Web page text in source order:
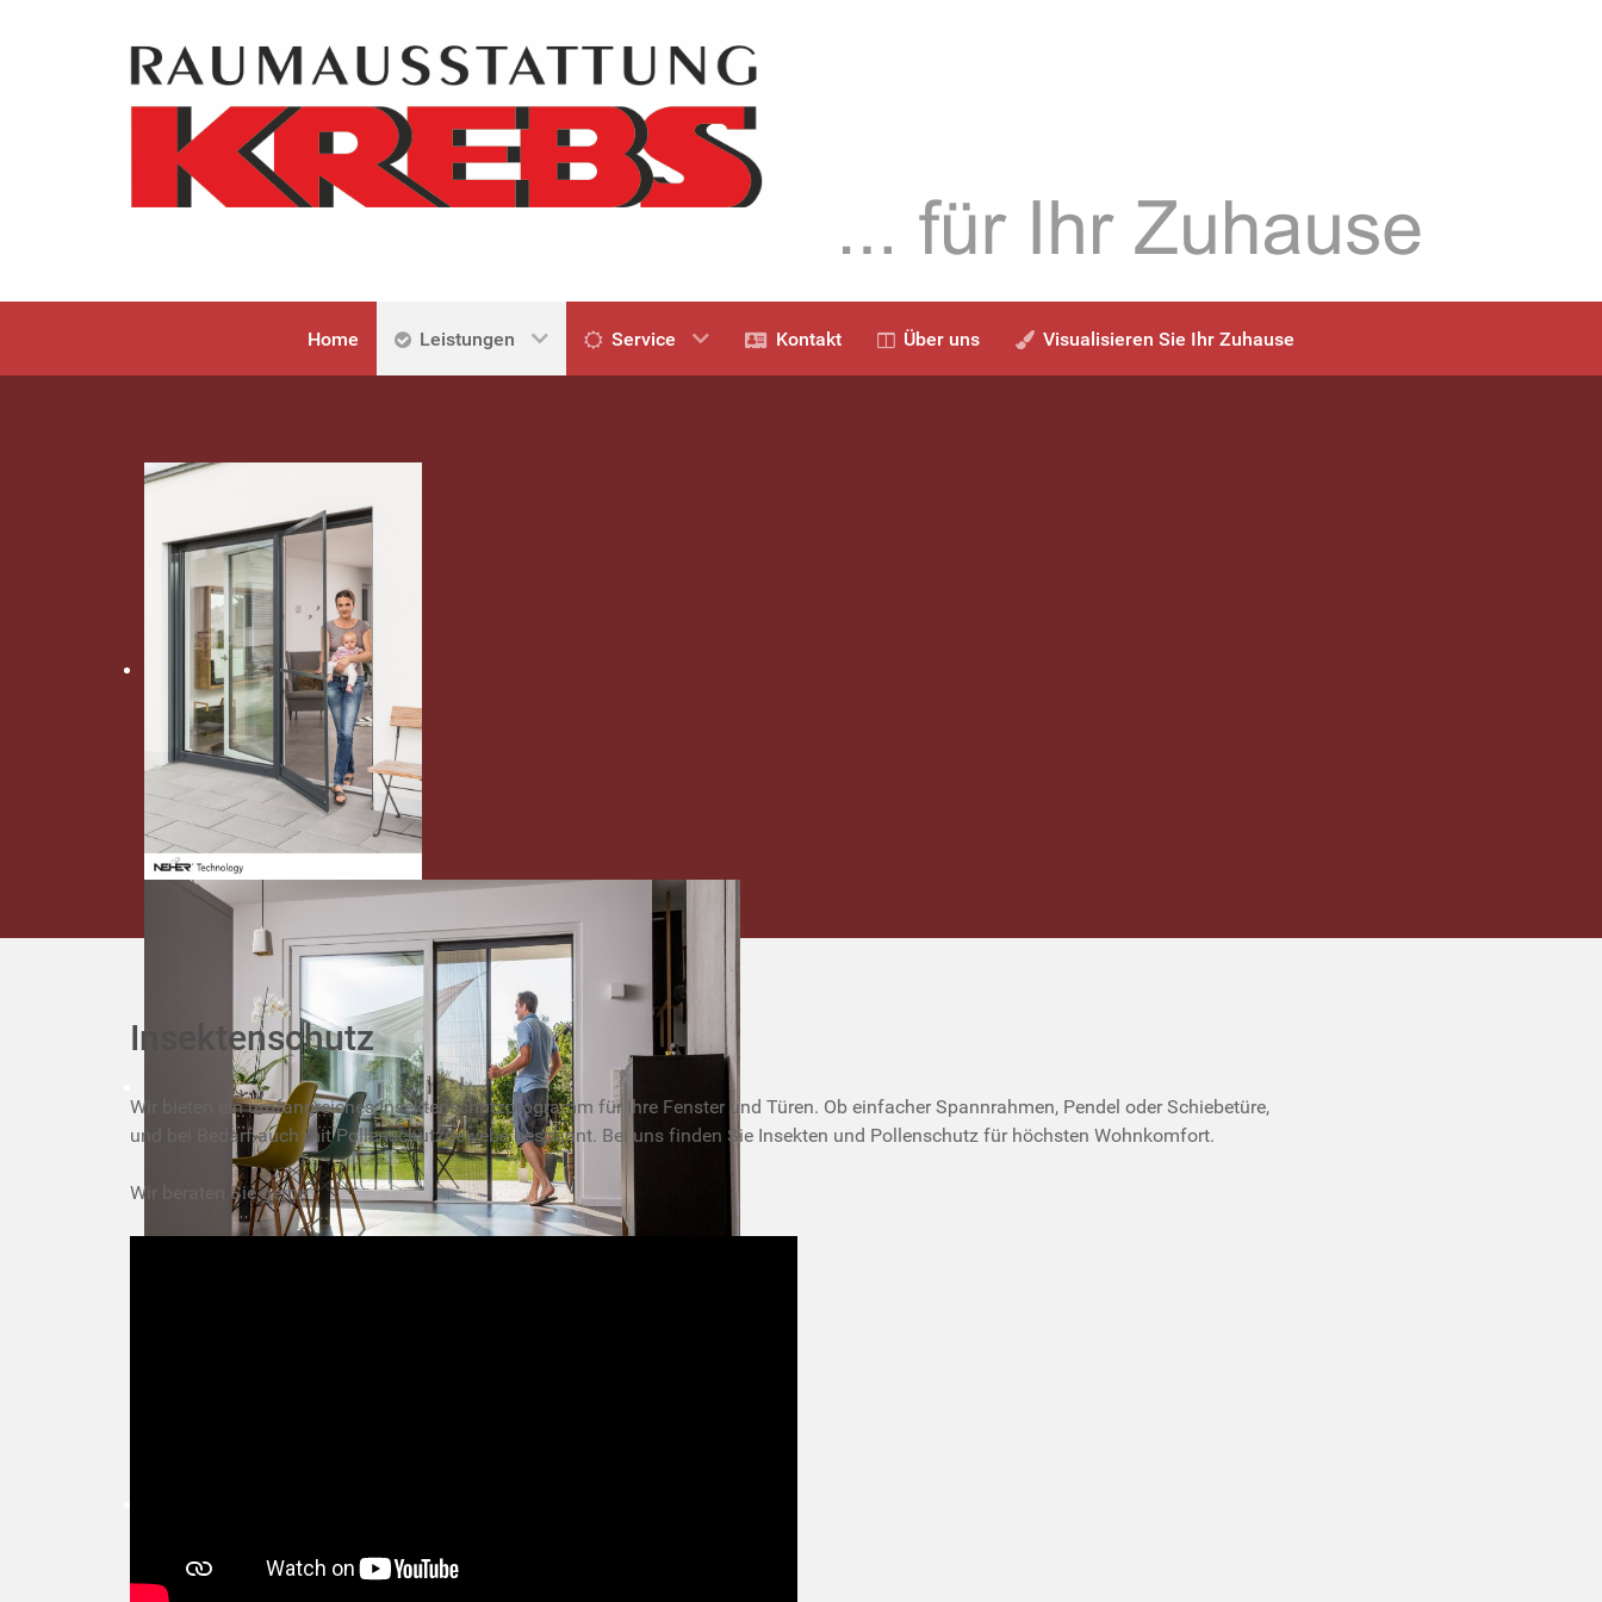
Home Leistungen Service Kontakt Über uns Visualisieren Sie Ihr Zuhause
Insektenschutz
Wir bieten ein umfangreiches Insektenschutzprogramm für Ihre Fenster und Türen. Ob einfacher Spannrahmen, Pendel oder Schiebetüre,
und bei Bedarf auch mit Pollenschutzgewebe bespannt. Bei uns finden Sie Insekten und Pollenschutz für höchsten Wohnkomfort.
Wir beraten Sie gerne